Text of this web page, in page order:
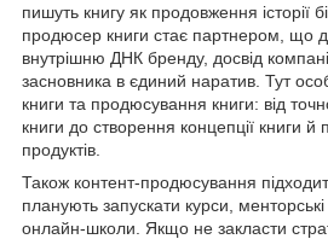
пишуть книгу як продовження історії
продюсер книги стає партнером, що
внутрішню ДНК бренду, досвід
засновника в єдиний наратив. Тут
книги та продюсування книги: від
книги до створення концепції книги й
продуктів.
Також контент-продюсування
планують запускати курси,
онлайн-школи. Якщо не закласти